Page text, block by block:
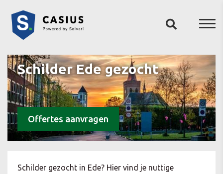
Schilder Ede gezocht
Offertes aanvragen
Schilder gezocht in Ede? Hier vind je nuttige